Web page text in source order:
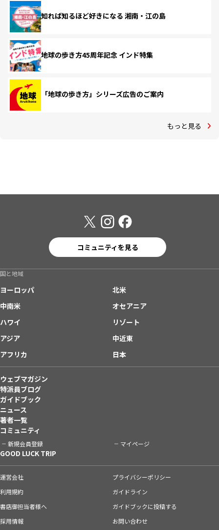
知れば知るほど好きになる 湘南・江の島
地球の歩き方45周年記念 インド特集
「地球の歩き方」シリーズ広告のご案内
もっと見る
コミュニティを見る
国と地域
ヨーロッパ
北米
中南米
オセアニア
ハワイ
リゾート
アジア
中近東
アフリカ
日本
ウェブマガジン
特派員ブログ
ガイドブック
ニュース
著者一覧
コミュニティ
新規会員登録 マイページ
GOOD LUCK TRIP
運営会社
プライバシーポリシー
利用規約
ガイドライン
書店御担当者様へ
ガイドブックに投稿する
採用情報
お問い合わせ